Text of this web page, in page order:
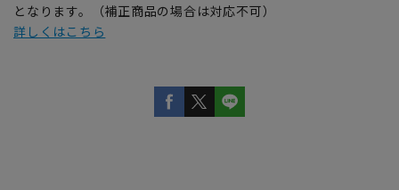
となります。（補正商品の場合は対応不可）
詳しくはこちら